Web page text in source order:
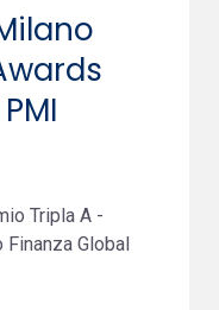
Tripla A -
Finanza Global